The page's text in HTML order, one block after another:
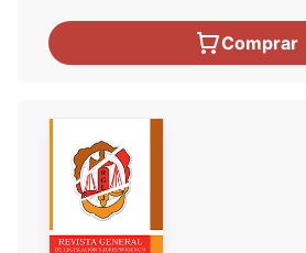
Comprar